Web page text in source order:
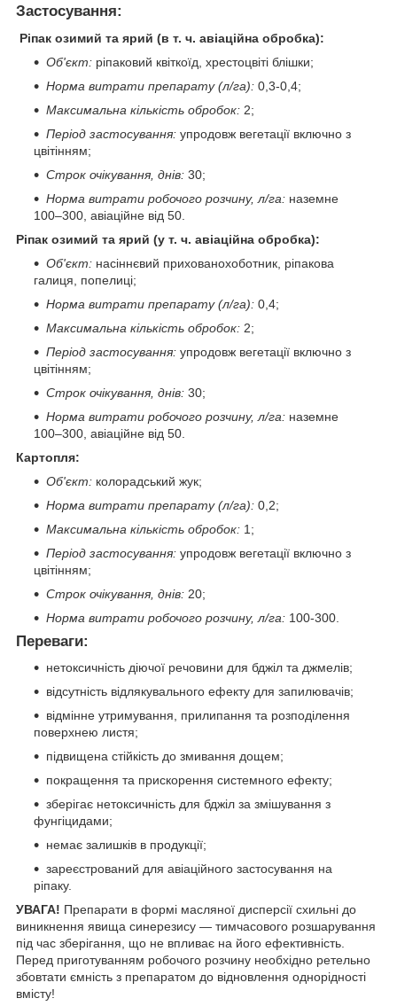
Застосування:
Ріпак озимий та ярий (в т. ч. авіаційна обробка):
Об'єкт: ріпаковий квіткоїд, хрестоцвіті блішки;
Норма витрати препарату (л/га): 0,3-0,4;
Максимальна кількість обробок: 2;
Період застосування: упродовж вегетації включно з
цвітінням;
Строк очікування, днів: 30;
Норма витрати робочого розчину, л/га: наземне
100–300, авіаційне від 50.
Ріпак озимий та ярий (у т. ч. авіаційна обробка):
Об'єкт: насіннєвий прихованохоботник, ріпакова
галиця, попелиці;
Норма витрати препарату (л/га): 0,4;
Максимальна кількість обробок: 2;
Період застосування: упродовж вегетації включно з
цвітінням;
Строк очікування, днів: 30;
Норма витрати робочого розчину, л/га: наземне
100–300, авіаційне від 50.
Картопля:
Об'єкт: колорадський жук;
Норма витрати препарату (л/га): 0,2;
Максимальна кількість обробок: 1;
Період застосування: упродовж вегетації включно з
цвітінням;
Строк очікування, днів: 20;
Норма витрати робочого розчину, л/га: 100-300.
Переваги:
нетоксичність діючої речовини для бджіл та джмелів;
відсутність відлякувального ефекту для запилювачів;
відмінне утримування, прилипання та розподілення
поверхнею листя;
підвищена стійкість до змивання дощем;
покращення та прискорення системного ефекту;
зберігає нетоксичність для бджіл за змішування з
фунгіцидами;
немає залишків в продукції;
зареєстрований для авіаційного застосування на
ріпаку.
УВАГА! Препарати в формі масляної дисперсії схильні до
виникнення явища синерезису — тимчасового розшарування
під час зберігання, що не впливає на його ефективність.
Перед приготуванням робочого розчину необхідно ретельно
збовтати ємність з препаратом до відновлення однорідності
вмісту!